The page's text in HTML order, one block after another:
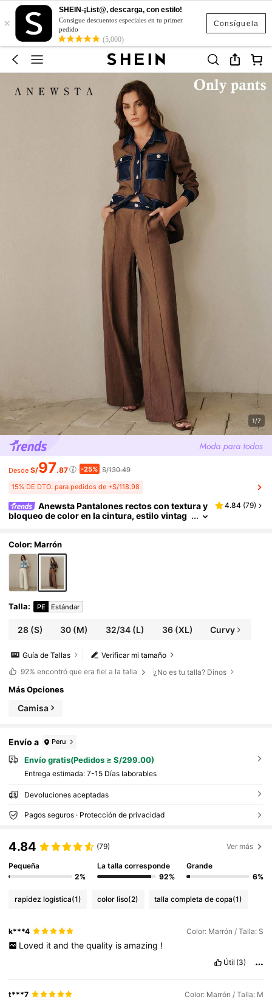
Consíguela
×
SHEIN-¡List@, descarga, con estilo!
Consigue descuentos especiales en tu primer
pedido
(5,000)
1/7
Desde S/97.87 -25% S/130.49
15% DE DTO. para pedidos de +S/118.98
Anewsta Pantalones rectos con textura y
bloqueo de color en la cintura, estilo vintag
4.84 (79)
Color: Marrón
Talla: PE Estándar
28(S) 30 (M) 32/34(L) 36(XL) Curvy
Verificar mi tamaño
Guía de Tallas
92% encontró que era fiel a la talla ¿No es tu talla? Dinos
Más Opciones
Camisa
Envío a Peru
Envío gratis(Pedidos ≥ S/299.00)
Entrega estimada: 7-15 Días laborables
Devoluciones aceptadas
Pagos seguros · Protección de privacidad
4.84 (79) Ver más
Pequeña
2%
La talla corresponde
92%
Grande
6%
rapidez logística(1) color liso(2) talla completa de copa(1)
k***4 Color: Marrón / Talla: S
Loved it and the quality is amazing !
Útil (3)
t***7 Color: Marrón / Talla: M